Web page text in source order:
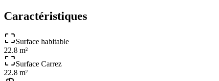
Caractéristiques
Surface habitable
22.8 m²
Surface Carrez
22.8 m²